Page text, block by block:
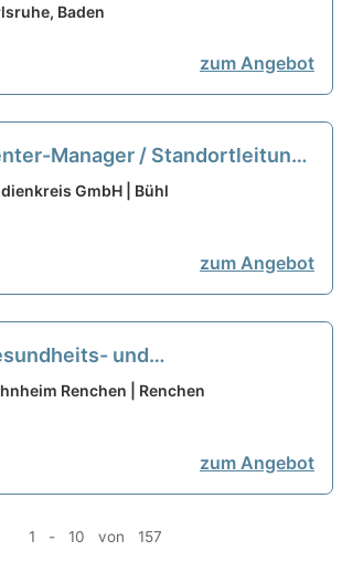
neu
Baden
zum Angebot
Manager / Standortleitung
w/d) Teilzeit neu
GmbH | Bühl
zum Angebot
und
(w/m/d) in
Renchen | Renchen
zum Angebot
1 - 10 von 157